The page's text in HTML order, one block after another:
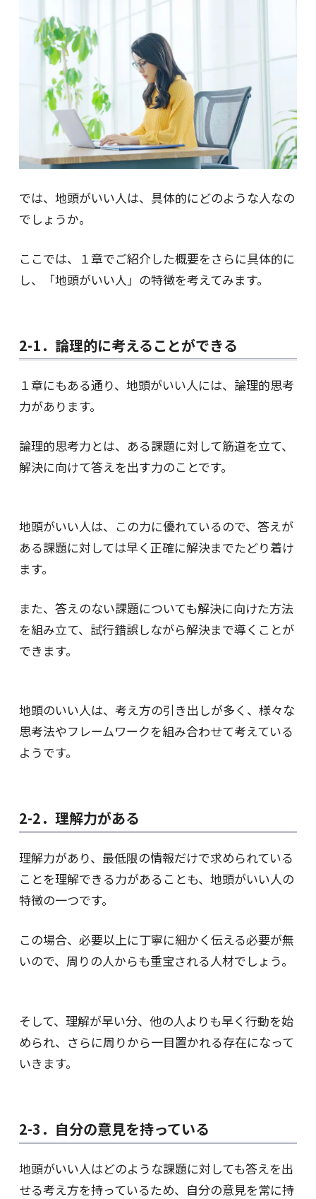
では、地頭がいい人は、具体的にどのような人なの
でしょうか。
ここでは、１章でご紹介した概要をさらに具体的に
し、「地頭がいい人」の特徴を考えてみます。
2-1．論理的に考えることができる
１章にもある通り、地頭がいい人には、論理的思考
力があります。
論理的思考力とは、ある課題に対して筋道を立て、
解決に向けて答えを出す力のことです。
地頭がいい人は、この力に優れているので、答えが
ある課題に対しては早く正確に解決までたどり着け
ます。
また、答えのない課題についても解決に向けた方法
を組み立て、試行錯誤しながら解決まで導くことが
できます。
地頭のいい人は、考え方の引き出しが多く、様々な
思考法やフレームワークを組み合わせて考えている
ようです。
2-2．理解力がある
理解力があり、最低限の情報だけで求められている
ことを理解できる力があることも、地頭がいい人の
特徴の一つです。
この場合、必要以上に丁寧に細かく伝える必要が無
いので、周りの人からも重宝される人材でしょう。
そして、理解が早い分、他の人よりも早く行動を始
められ、さらに周りから一目置かれる存在になって
いきます。
2-3．自分の意見を持っている
地頭がいい人はどのような課題に対しても答えを出
せる考え方を持っているため、自分の意見を常に持